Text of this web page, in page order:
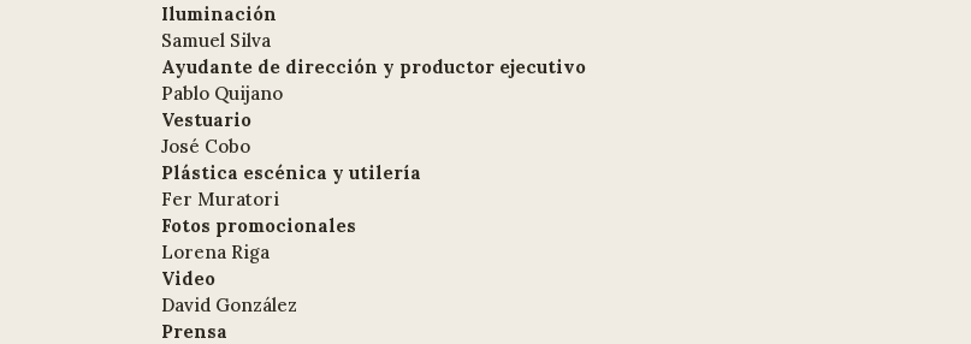
Iluminación
Samuel Silva
Ayudante de dirección y productor ejecutivo
Pablo Quijano
Vestuario
José Cobo
Plástica escénica y utilería
Fer Muratori
Fotos promocionales
Lorena Riga
Video
David González
Prensa